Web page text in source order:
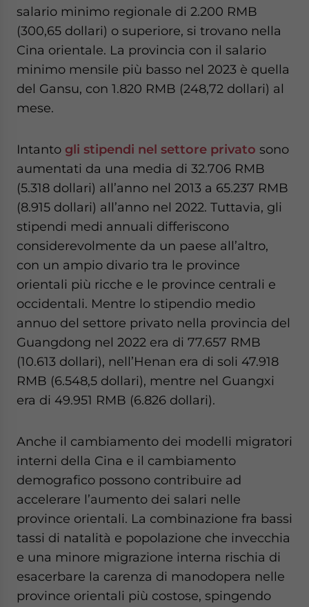
salario minimo regionale di 2.200 RMB
(300,65 dollari) o superiore, si trovano nella
Cina orientale. La provincia con il salario
minimo mensile più basso nel 2023 è quella
del Gansu, con 1.820 RMB (248,72 dollari) al
mese.
Intanto gli stipendi nel settore privato sono
aumentati da una media di 32.706 RMB
(5.318 dollari) all’anno nel 2013 a 65.237 RMB
(8.915 dollari) all’anno nel 2022. Tuttavia, gli
stipendi medi annuali differiscono
considerevolmente da un paese all’altro,
con un ampio divario tra le province
orientali più ricche e le province centrali e
occidentali. Mentre lo stipendio medio
annuo del settore privato nella provincia del
Guangdong nel 2022 era di 77.657 RMB
(10.613 dollari), nell’Henan era di soli 47.918
RMB (6.548,5 dollari), mentre nel Guangxi
era di 49.951 RMB (6.826 dollari).
Anche il cambiamento dei modelli migratori
interni della Cina e il cambiamento
demografico possono contribuire ad
accelerare l’aumento dei salari nelle
province orientali. La combinazione fra bassi
tassi di natalità e popolazione che invecchia
e una minore migrazione interna rischia di
esacerbare la carenza di manodopera nelle
province orientali più costose, spingendo